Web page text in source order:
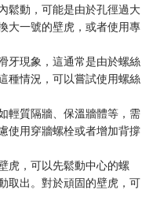
鬆動，可能是由於孔徑過大
大一號的壁虎，或者使用專
牙現象，這通常是由於螺絲
種情況，可以嘗試使用螺絲
輕質隔牆、保溫牆體等，需
使用穿牆螺栓或者增加背撐
虎，可以先鬆動中心的螺
取出。對於頑固的壁虎，可